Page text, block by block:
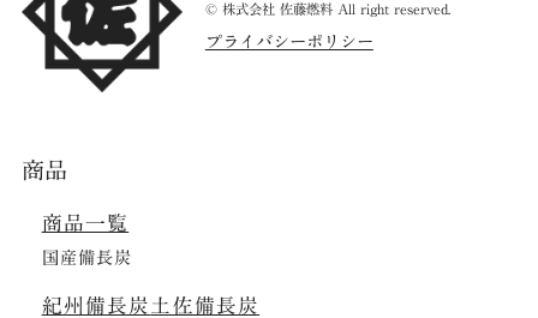
© 株式会社 佐藤燃料 All right reserved.
プライバシーポリシー
商品
商品一覧
国産備長炭
紀州備長炭 土佐備長炭